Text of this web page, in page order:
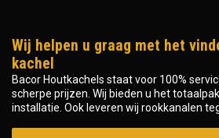
Wij helpen u graag met het
kachel
Bacor Houtkachels staat voor 100%
scherpe prijzen. Wij bieden u het
installatie. Ook leveren wij rookkanalen